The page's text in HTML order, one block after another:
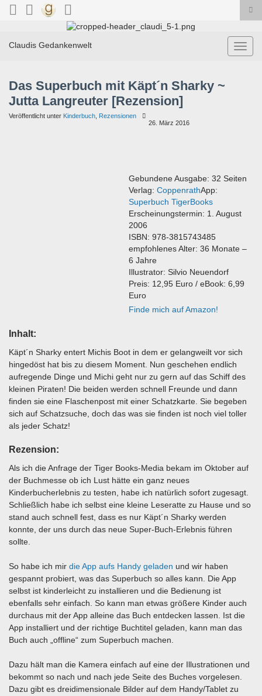
Search for:
Claudis Gedankenwelt
Das Superbuch mit Käpt´n Sharky ~
Jutta Langreuter [Rezension]
Veröffentlicht unter Kinderbuch
Rezensionen
26. März 2016
Gebundene Ausgabe: 32 Seiten
Verlag: CoppenrathApp:
Superbuch TigerBooks
Erscheinungstermin: 1. August
2006
ISBN: 978-3815743485
empfohlenes Alter: 36 Monate –
6 Jahre
Illustrator: Silvio Neuendorf
Preis: 12,95 Euro / eBook: 6,99
Euro
Finde mich auf Amazon!
Inhalt:
Käpt´n Sharky entert Michis Boot in dem er gelangweilt vor sich
hingedöst hat bis zu diesem Moment. Nun geschehen endlich
aufregende Dinge und Michi geht nur zu gern auf das Schiff des
kleinen Piraten! Die beiden werden schnell Freunde und dann
finden sie eine Flaschenpost mit einer Schatzkarte. Sie begeben
sich auf Schatzsuche, doch das was sie finden ist noch viel toller
als jeder Schatz!
Rezension:
Als ich die Anfrage der Tiger Books-Media bekam im Oktober auf
der Buchmesse ob ich Lust hätte ein ganz neues
Kinderbucherlebnis zu testen, habe ich natürlich sofort zugesagt.
Schließlich habe ich selbst eine kleine Leseratte zu Hause und so
stand auch schnell fest, dass es nur Käpt´n Sharky werden
konnte, der uns durch das neue Super-Buch-Erlebnis führen
sollte.
So habe ich mir die App aufs Handy geladen und wir haben
gespannt probiert, was das Superbuch so alles kann. Die App
selbst ist kinderleicht zu installieren und die Bedienung ist
ebenfalls sehr einfach. So kann man etwas größere Kinder auch
durchaus mit der App alleine das Buch entdecken lassen. Ist die
App installiert und der richtige Buchtitel geladen, kann man das
Buch auch „offline“ zum Superbuch machen.
Dazu hält man die Kamera einfach auf eine der Illustrationen und
bekommt so nach und nach jede Seite des Buches vorgelesen.
Dazu gibt es dreidimensionale Bilder auf dem Handy/Tablet zu